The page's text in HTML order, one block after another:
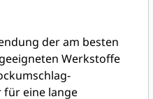
der am besten
Werkstoffe
für eine lange